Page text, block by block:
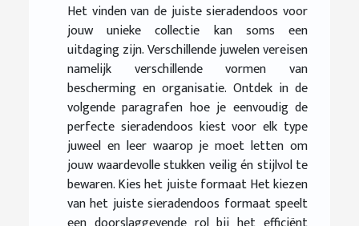
Het vinden van de juiste sieradendoos voor
jouw unieke collectie kan soms een
uitdaging zijn. Verschillende juwelen vereisen
namelijk verschillende vormen van
bescherming en organisatie. Ontdek in de
volgende paragrafen hoe je eenvoudig de
perfecte sieradendoos kiest voor elk type
juweel en leer waarop je moet letten om
jouw waardevolle stukken veilig én stijlvol te
bewaren. Kies het juiste formaat Het kiezen
van het juiste sieradendoos formaat speelt